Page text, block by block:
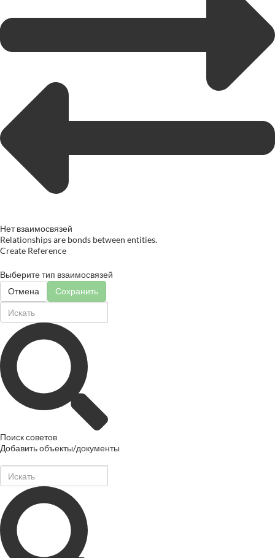
Нет взаимосвязей
Relationships are bonds between entities.
Create Reference
Выберите тип взаимосвязей
Отмена
Сохранить
Поиск советов
Добавить объекты/документы